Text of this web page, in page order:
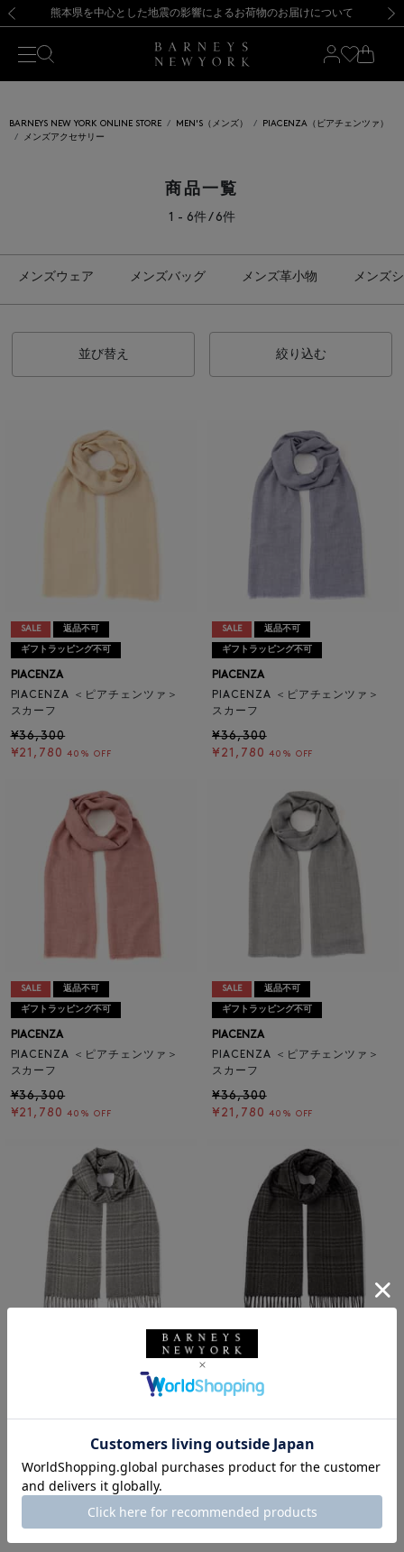
新規登録のお客様も対象！＜MY BARNEYS＞会員のお客様は11,000円（税込）以上のお買上げで常時送料無料！お買い物の際は会員登録を！
【夏季休業に伴う返品・交換承り一時停止のお知らせ】（2026.8.5）
熊本県を中心とした地震の影響によるお荷物のお届けについて
【開催中】SUMMER SALEのご案内・ご注意事項 新規登録のお客様も対象！＜MY BARNEYS＞会員のお客様は11,000円（税込）以上のお買上げで常時送料無料！お買い物の際は会員登録を！
【夏季休業に伴う返品・交換承り一時停止のお知らせ】（2026.8.5）
BARNEYS NEW YORK ONLINE STORE MEN'S（メンズ）
PIACENZA（ピアチェンツァ）
メンズアクセサリー
商品一覧
1 - 6件 / 6件
メンズウェア メンズバッグ メンズ革小物 メンズ
並び替え 絞り込む
SALE 返品不可
ギフトラッピング不可
PIACENZA
PIACENZA ＜ピアチェンツァ＞
スカーフ
¥36,300
¥21,780 40% OFF
SALE 返品不可
ギフトラッピング不可
PIACENZA
PIACENZA ＜ピアチェンツァ＞
スカーフ
¥36,300
¥21,780 40% OFF
SALE 返品不可
ギフトラッピング不可
PIACENZA
PIACENZA ＜ピアチェンツァ＞
スカーフ
¥36,300
¥21,780 40% OFF
SALE 返品不可
ギフトラッピング不可
PIACENZA
PIACENZA ＜ピアチェンツァ＞
スカーフ
¥36,300
¥21,780 40% OFF
SALE
PIACENZA
¥37,400